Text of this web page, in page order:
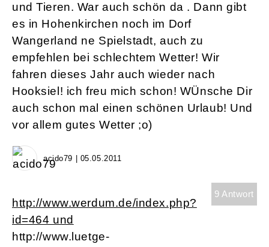
und Tieren. War auch schön da . Dann gibt
es in Hohenkirchen noch im Dorf
Wangerland ne Spielstadt, auch zu
empfehlen bei schlechtem Wetter! Wir
fahren dieses Jahr auch wieder nach
Hooksiel! ich freu mich schon! WÜnsche Dir
auch schon mal einen schönen Urlaub! Und
vor allem gutes Wetter ;o)
acido79 | 05.05.2011
9 Antwort
http://www.werdum.de/index.php?
id=464 und
http://www.luetge-